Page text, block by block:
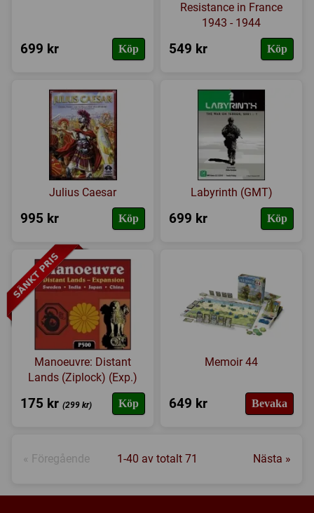
699 kr Köp
Resistance in France
1943 - 1944
549 kr Köp
Julius Caesar
995 kr Köp
Labyrinth (GMT)
699 kr Köp
Manoeuvre: Distant
Lands (Ziplock) (Exp.)
175 kr (299 kr) Köp
Memoir 44
649 kr Bevaka
« Föregående 1-40 av totalt 71 Nästa »